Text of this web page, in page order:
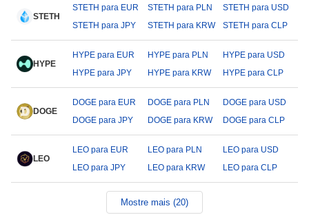
STETH
STETH para EUR STETH para PLN
STETH para USD
STETH para JPY
STETH para KRW STETH para CLP
HYPE
HYPE para EUR HYPE para PLN
HYPE para USD
HYPE para JPY
HYPE para KRW HYPE para CLP
DOGE
DOGE para EUR DOGE para PLN
DOGE para USD
DOGE para JPY
DOGE para KRW DOGE para CLP
LEO
LEO para EUR LEO para PLN
LEO para USD
LEO para JPY
LEO para KRW LEO para CLP
Mostre mais (20)